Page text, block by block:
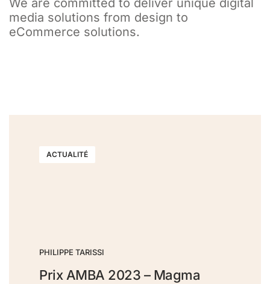
We are committed to deliver unique digital
media solutions from design to
eCommerce solutions.
ACTUALITÉ
PHILIPPE TARISSI
Prix AMBA 2023 – Magma